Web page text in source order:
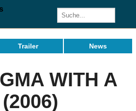
Trailer News
WITH A